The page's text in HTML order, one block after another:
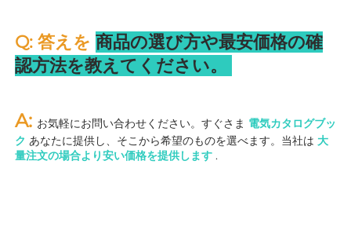
Q: 答えを 商品の選び方や最安価格の確
認方法を教えてください。
A: お気軽にお問い合わせください。すぐさま 電気カタログブッ
ク あなたに提供し、そこから希望のものを選べます。当社は 大
量注文の場合より安い価格を提供します .